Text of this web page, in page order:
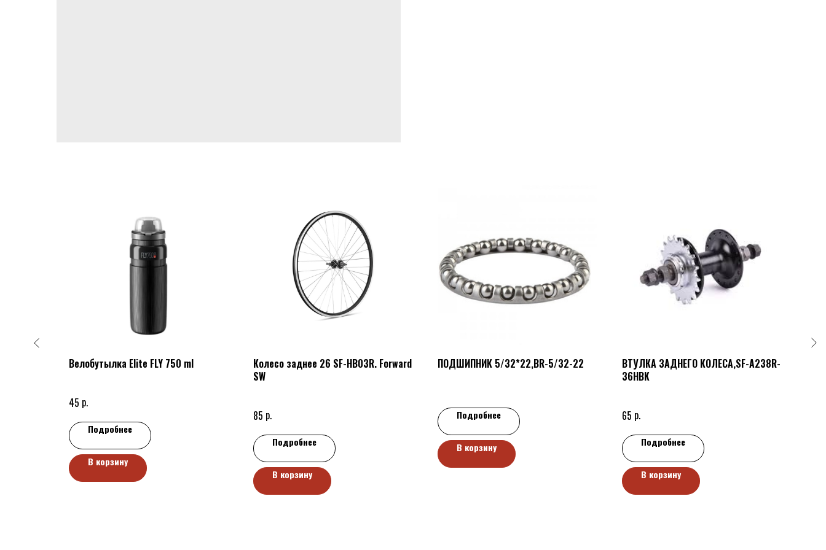
Велобутылка Elite FLY 750 ml
45 р.
Подробнее
В корзину
Колесо заднее 26 SF-HB03R. Forward
SW
85 р.
Подробнее
В корзину
ПОДШИПНИК 5/32*22,BR-5/32-22
Подробнее
В корзину
ВТУЛКА ЗАДНЕГО КОЛЕСА,SF-A238R-
36HBK
65 р.
Подробнее
В корзину